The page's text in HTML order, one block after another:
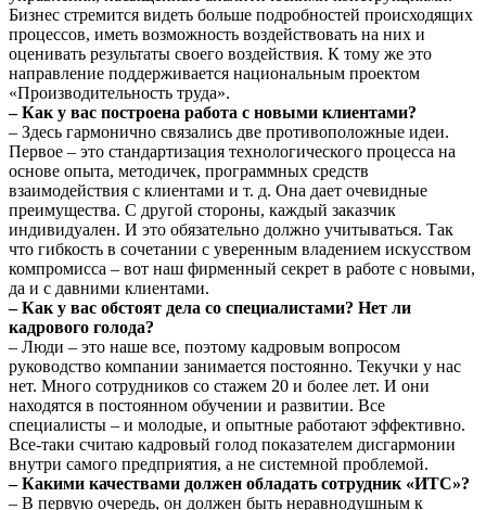
Бизнес стремится видеть больше подробностей происходящих
процессов, иметь возможность воздействовать на них и
оценивать результаты своего воздействия. К тому же это
направление поддерживается национальным проектом
«Производительность труда».
– Как у вас построена работа с новыми клиентами?
– Здесь гармонично связались две противоположные идеи.
Первое – это стандартизация технологического процесса на
основе опыта, методичек, программных средств
взаимодействия с клиентами и т. д. Она дает очевидные
преимущества. С другой стороны, каждый заказчик
индивидуален. И это обязательно должно учитываться. Так
что гибкость в сочетании с уверенным владением искусством
компромисса – вот наш фирменный секрет в работе с новыми,
да и с давними клиентами.
– Как у вас обстоят дела со специалистами? Нет ли
кадрового голода?
– Люди – это наше все, поэтому кадровым вопросом
руководство компании занимается постоянно. Текучки у нас
нет. Много сотрудников со стажем 20 и более лет. И они
находятся в постоянном обучении и развитии. Все
специалисты – и молодые, и опытные работают эффективно.
Все-таки считаю кадровый голод показателем дисгармонии
внутри самого предприятия, а не системной проблемой.
– Какими качествами должен обладать сотрудник «ИТС»?
– В первую очередь, он должен быть неравнодушным к